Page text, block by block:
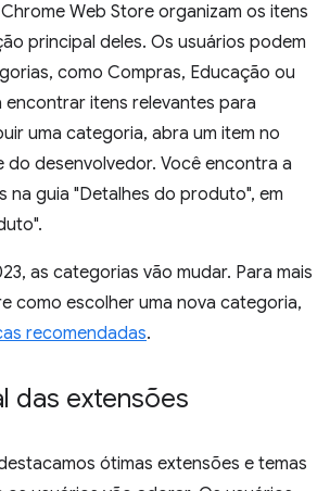
Web Store organizam os itens
principal deles. Os usuários podem
como Compras, Educação ou
encontrar itens relevantes para
uma categoria, abra um item no
do desenvolvedor. Você encontra a
na guia "Detalhes do produto", em
as categorias vão mudar. Para mais
como escolher uma nova categoria,
recomendadas.
das extensões
ótimas extensões e temas